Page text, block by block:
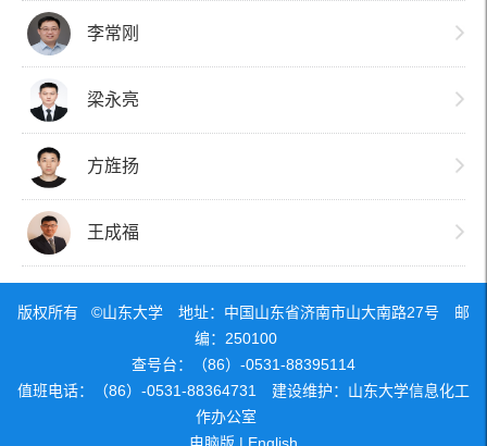
李常刚
梁永亮
方旌扬
王成福
版权所有 ©山东大学 地址：中国山东省济南市山大南路27号 邮
编：250100
查号台：（86）-0531-88395114
值班电话：（86）-0531-88364731 建设维护：山东大学信息化工
作办公室